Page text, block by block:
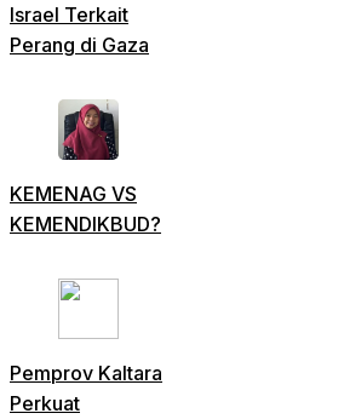
Israel Terkait
Perang di Gaza
KEMENAG VS
KEMENDIKBUD?
Pemprov Kaltara
Perkuat